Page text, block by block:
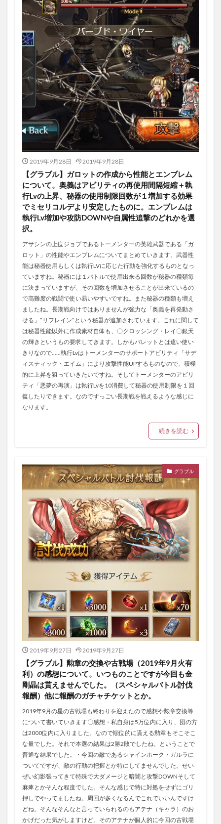
2019年9月28日 2019年9月28日
【グラブル】ガロットの作成から性能とエンブレム
について。奥義はアビリティの再使用間隔短縮＋執
行Lvの上昇、秘器の使用制限回数が１増加する効果
でミセリコルデより安定したものに。エンブレムは
執行Lv増加や攻防DOWNや自属性追撃のどれかを選
択。
アサシンの上位ジョブであるトーメンターの英雄武器である「ガ
ロット」の性能やエンブレムについてまとめていきます。武器性
能は秘器使用もしくは執行LVに応じた行動を強化するものとなっ
ていますね。秘器には１バトルで使用出来る回数が秘器の種類毎
に決まっていますが、その回数を増加させることが出来ているの
で高難度の戦闘で使い易いやすいですね。また秘器の種類も増え
ましたね。長期戦向けではありませんが強力な「奥義を再発動さ
せる」”リフレイン”という秘器が追加されています。これに関して
は秘器性能以外に作成素材自体も、〇クロッシング・レイ〇銀天
の輝きというもの要求してきます。しかもバレットとは違い使い
きりなので......執行Lvはトーメンターのサポートアビリティ「サデ
ィスティック・エイム」により攻撃性能UPするものなので、積極
的に上昇を狙っていきたいですね。そしてトーメンターのアビリ
ティ「悪夢の再演」は執行Lvを10消費して秘器の使用制限を１回
復したりできます。なのですっごい長期戦を戦えるような感じに
なります。
続きを読む
グラブル
2019年9月27日 2019年9月27日
【グラブル】勲章の交換や古戦場（2019年9月火有
利）の感想について。いつものことですが今回も金
剛晶は貰えませんでした。（スペシャルバトル討伐
報酬）他に報酬のガチャチケットとか。
2019年9月の星の古戦場も終わりを迎えたので感想や勲章交換等
について書いていきます〇感想・私自身は5万位内に入り、団の方
は2000位内に入りました。なので順位的に貰える勲章もそこそこ
な量でした。それで本選の結果は2勝2敗でしたね。ということで
普通な結果でした。・今回の敵であるシャインホーク・ガルラに
ついてですが、敵の行動の把握とか特にしてませんでした。せい
ぜい幻影張ってきて特殊で大ダメージと暗闇と攻撃DOWNそして
麻痺とかそんな程度でした。そんな感じで特に対処をせずにゴリ
押しでやってましたね。周回が多くなるんでこれでいいんですけ
どね。そんなそんなと言っていられるのもアテナ（キャラ）のお
かげだった気がしますけど。そのアテナが個人的に今回の古戦場